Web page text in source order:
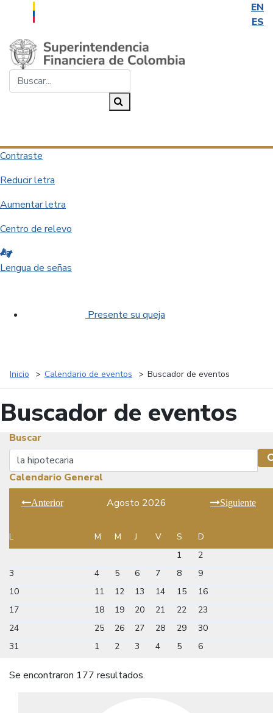
EN
ES
Saltar al contenido principal
Contraste
Reducir letra
Aumentar letra
Centro de relevo
Lengua de señas
Presente su queja
Inicio Calendario de eventos Buscador de eventos
Buscador de eventos
Buscar
Buscar
Calendario General
Anterior Agosto 2026 Siguiente
L M M J V S
D
1
2
3
4 5 6 7 8
9
10
11 12 13 14 15
16
17
18 19 20 21 22
23
24
25 26 27 28 29
30
31
1 2 3 4 5 6
Se encontraron 177 resultados.